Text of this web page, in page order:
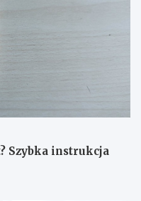
Szybka instrukcja